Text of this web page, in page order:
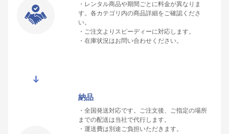
・レンタル商品や期間ごとに料金が異なりま
す。各カテゴリ内の商品詳細をご確認くださ
い。
・ご注文よりスピーディーに対応します。
・在庫状況はお問い合わせください。
納品
・全国発送対応です。ご注文後、ご指定の場所
までの配送は当社で代行します。
・運送費は別途ご負担いただきます。